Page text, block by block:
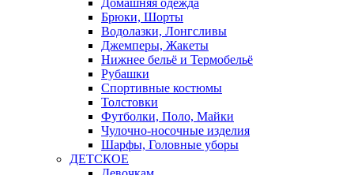
Домашняя одежда
Брюки, Шорты
Водолазки, Лонгсливы
Джемперы, Жакеты
Нижнее бельё и Термобельё
Рубашки
Спортивные костюмы
Толстовки
Футболки, Поло, Майки
Чулочно-носочные изделия
Шарфы, Головные уборы
ДЕТСКОЕ